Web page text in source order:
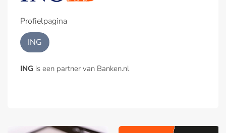
Profielpagina
ING
ING is een partner van Banken.nl